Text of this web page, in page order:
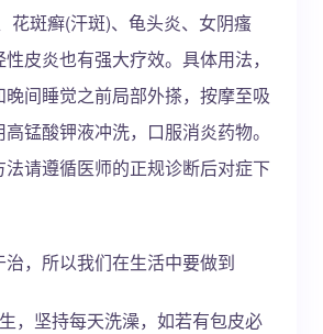
花斑癣(汗斑)、龟头炎、女阴瘙
皮炎也有强大疗效。具体用法，
间睡觉之前局部外搽，按摩至吸
锰酸钾液冲洗，口服消炎药物。
法请遵循医师的正规诊断后对症下
，所以我们在生活中要做到
，坚持每天洗澡，如若有包皮必